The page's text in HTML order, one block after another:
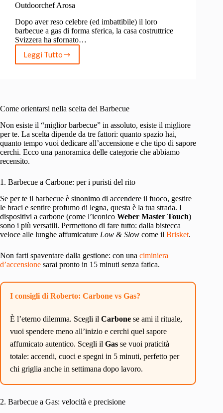
Outdoorchef Arosa
Dopo aver reso celebre (ed imbattibile) il loro
barbecue a gas di forma sferica, la casa costruttrice
Svizzera ha sfornato…
Leggi TuttoOutdoorchef
Arosa
Come orientarsi nella scelta del Barbecue
Non esiste il “miglior barbecue” in assoluto, esiste il migliore
per te. La scelta dipende da tre fattori: quanto spazio hai,
quanto tempo vuoi dedicare all’accensione e che tipo di sapore
cerchi. Ecco una panoramica delle categorie che abbiamo
recensito.
1. Barbecue a Carbone: per i puristi del rito
Se per te il barbecue è sinonimo di accendere il fuoco, gestire
le braci e sentire profumo di legna, questa è la tua strada. I
dispositivi a carbone (come l’iconico Weber Master Touch)
sono i più versatili. Permettono di fare tutto: dalla bistecca
veloce alle lunghe affumicature Low & Slow come il Brisket.
Non farti spaventare dalla gestione: con una ciminiera
d’accensione sarai pronto in 15 minuti senza fatica.
I consigli di Roberto: Carbone vs Gas?
È l’eterno dilemma. Scegli il Carbone se ami il rituale,
vuoi spendere meno all’inizio e cerchi quel sapore
affumicato autentico. Scegli il Gas se vuoi praticità
totale: accendi, cuoci e spegni in 5 minuti, perfetto per
chi griglia anche in settimana dopo lavoro.
2. Barbecue a Gas: velocità e precisione